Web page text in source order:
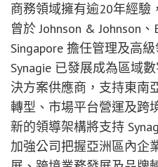
商務領域擁有逾20年經驗
曾於 Johnson & Johnson
Singapore 擔任管理及高
Synagie 已發展成為區域
決方案供應商，支持東南
轉型、市場平台營運及跨
新的領導架構將支持
加強公司把握亞洲區內企